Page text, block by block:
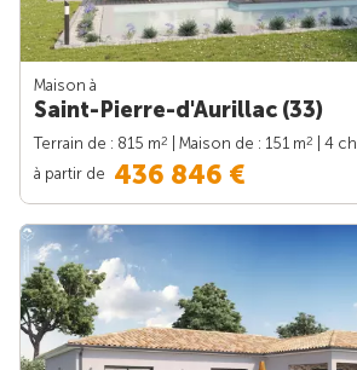
Maison à
Saint-Pierre-d'Aurillac (33)
Terrain de : 815 m2 | Maison de : 151 m2
| 4 ch.
à partir de 436 846 €